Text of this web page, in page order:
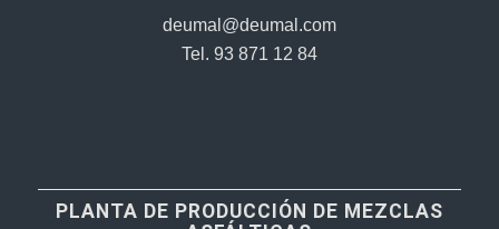
deumal@deumal.com
Tel. 93 871 12 84
PLANTA DE PRODUCCIÓN DE MEZCLAS